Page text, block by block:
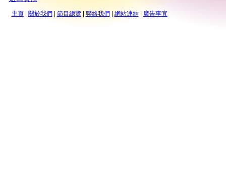
主頁| 關於我們| 節目總覽| 聯絡我們| 網站連結| 廣告事宜